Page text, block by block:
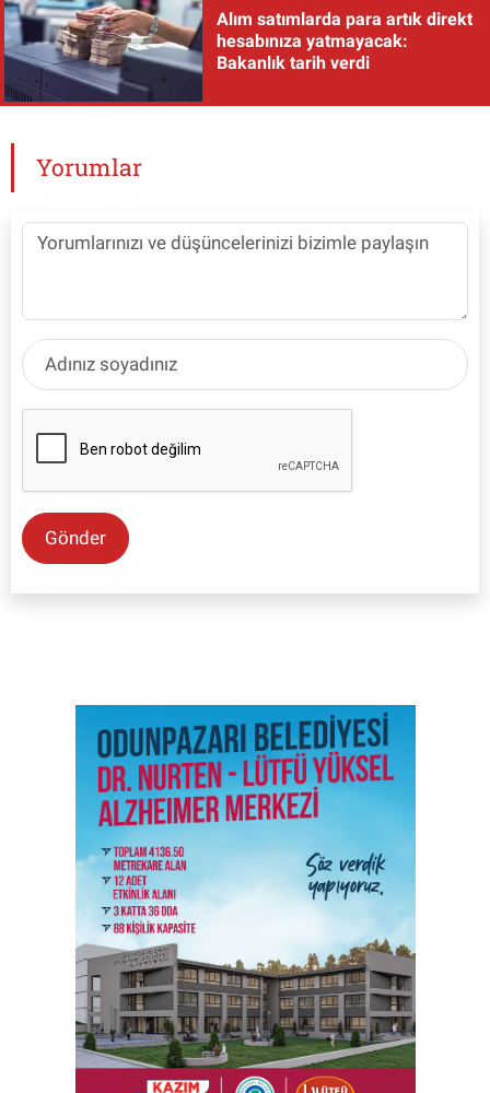
Alım satımlarda para artık direkt
hesabınıza yatmayacak:
Bakanlık tarih verdi
Yorumlar
Gönder